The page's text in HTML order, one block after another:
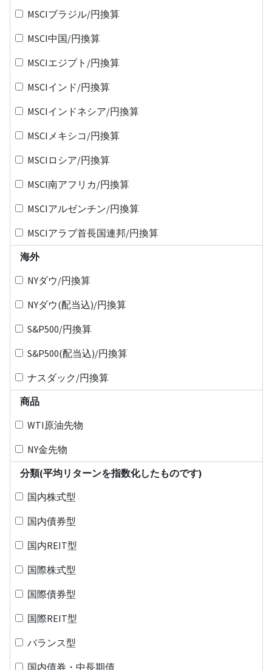
MSCIブラジル/円換算
MSCI中国/円換算
MSCIエジプト/円換算
MSCIインド/円換算
MSCIインドネシア/円換算
MSCIメキシコ/円換算
MSCIロシア/円換算
MSCI南アフリカ/円換算
MSCIアルゼンチン/円換算
MSCIアラブ首長国連邦/円換算
海外
NYダウ/円換算
NYダウ(配当込)/円換算
S&P500/円換算
S&P500(配当込)/円換算
ナスダック/円換算
商品
WTI原油先物
NY金先物
分類(平均リターンを指数化したものです)
国内株式型
国内債券型
国内REIT型
国際株式型
国際債券型
国際REIT型
バランス型
国内債券・中長期債